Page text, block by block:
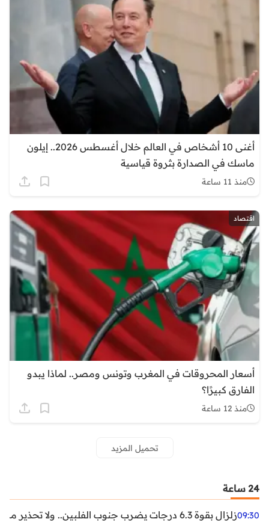
أغنى 10 أشخاص في العالم خلال أغسطس 2026.. إيلون
ماسك في الصدارة بثروة قياسية
منذ 11 ساعة
اقتصاد
أسعار المحروقات في المغرب وتونس ومصر.. لماذا يبدو
الفارق كبيرًا؟
منذ 12 ساعة
تحميل المزيد
24 ساعة
09:30زلزال بقوة 6.3 درجات يضرب جنوب الفلبين.. ولا تحذير من تسونامي حتى الآن